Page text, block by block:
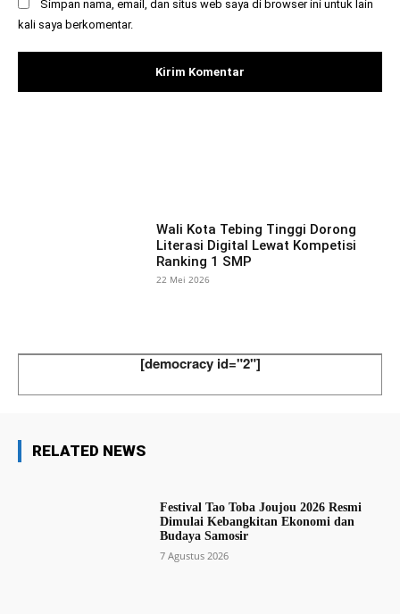
Simpan nama, email, dan situs web saya di browser ini untuk lain
kali saya berkomentar.
Wali Kota Tebing Tinggi Dorong
Literasi Digital Lewat Kompetisi
Ranking 1 SMP
22 Mei 2026
[democracy id="2"]
RELATED NEWS
Festival Tao Toba Joujou 2026 Resmi
Dimulai Kebangkitan Ekonomi dan
Budaya Samosir
7 Agustus 2026